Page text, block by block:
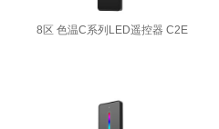
8区 色温C系列LED遥控器 C2E